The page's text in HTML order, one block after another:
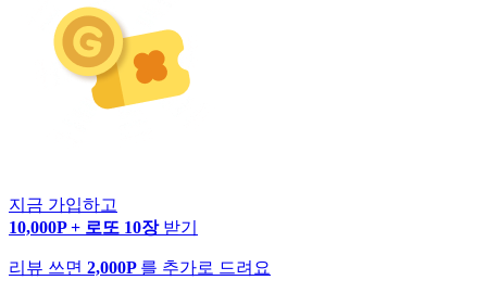
지금 가입하고
10,000P + 로또 10장 받기
리뷰 쓰면 2,000P 를 추가로 드려요